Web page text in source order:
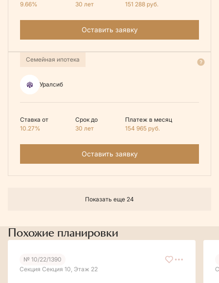
9.66%
30 лет
151 288 руб.
Оставить заявку
Семейная ипотека
Уралсиб
Ставка от
10.27%
Срок до
30 лет
Платеж в месяц
154 965 руб.
Оставить заявку
Показать еще 24
Похожие планировки
№ 10/22/1390
Секция Секция 10, Этаж 22